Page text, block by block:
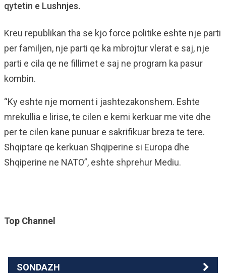
qytetin e Lushnjes.
Kreu republikan tha se kjo force politike eshte nje parti
per familjen, nje parti qe ka mbrojtur vlerat e saj, nje
parti e cila qe ne fillimet e saj ne program ka pasur
kombin.
“Ky eshte nje moment i jashtezakonshem. Eshte
mrekullia e lirise, te cilen e kemi kerkuar me vite dhe
per te cilen kane punuar e sakrifikuar breza te tere.
Shqiptare qe kerkuan Shqiperine si Europa dhe
Shqiperine ne NATO”, eshte shprehur Mediu.
Top Channel
SONDAZH